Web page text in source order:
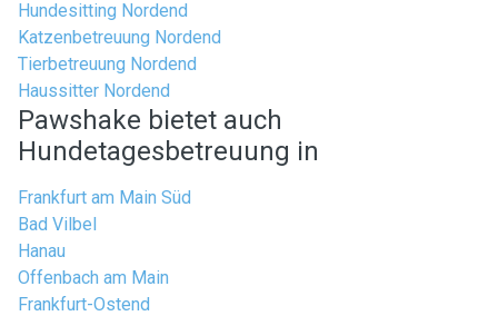
Hundesitting Nordend
Katzenbetreuung Nordend
Tierbetreuung Nordend
Haussitter Nordend
Pawshake bietet auch
Hundetagesbetreuung in
Frankfurt am Main Süd
Bad Vilbel
Hanau
Offenbach am Main
Frankfurt-Ostend